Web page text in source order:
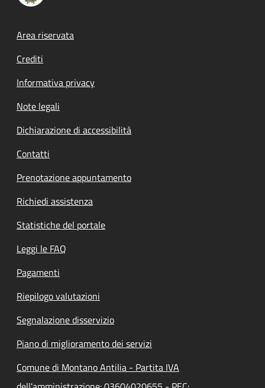
Footer menu
Area riservata
Crediti
Informativa privacy
Note legali
Dichiarazione di accessibilità
Contatti
Prenotazione appuntamento
Richiedi assistenza
Statistiche del portale
Leggi le FAQ
Pagamenti
Riepilogo valutazioni
Segnalazione disservizio
Piano di miglioramento dei servizi
Comune di Montano Antilia - Partita IVA